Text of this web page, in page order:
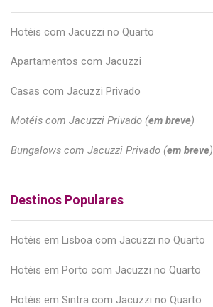
Hotéis com Jacuzzi no Quarto
Apartamentos com Jacuzzi
Casas com Jacuzzi Privado
Motéis com Jacuzzi Privado (em breve)
Bungalows com Jacuzzi Privado (em breve)
Destinos Populares
Hotéis em Lisboa com Jacuzzi no Quarto
Hotéis em Porto com Jacuzzi no Quarto
Hotéis em Sintra com Jacuzzi no Quarto